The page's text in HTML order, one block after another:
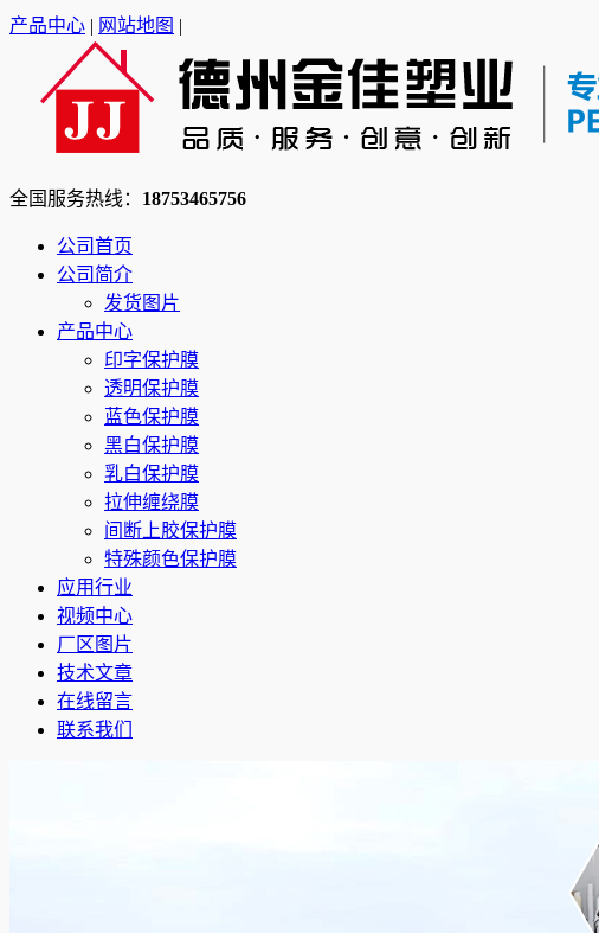
产品中心 | 网站地图 |
全国服务热线： 18753465756
公司首页
公司简介
发货图片
产品中心
印字保护膜
透明保护膜
蓝色保护膜
黑白保护膜
乳白保护膜
拉伸缠绕膜
间断上胶保护膜
特殊颜色保护膜
应用行业
视频中心
厂区图片
技术文章
在线留言
联系我们